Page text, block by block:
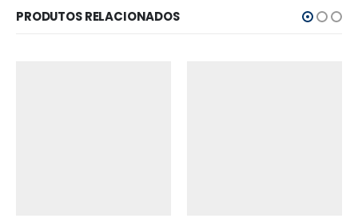
PRODUTOS RELACIONADOS